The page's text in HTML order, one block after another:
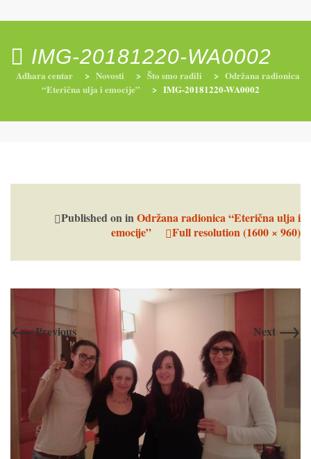
to
RADIONICE NUTRI-ORDINACIJA TRETMANI
IMG-20181220-WA0002
Adhara centar > Novosti > Što smo radili > Održana radionica
“Eterična ulja i emocije”
> IMG-20181220-WA0002
Published oninOdržana radionica “Eterična ulja i
emocije”
Full resolution (1600 × 960)
←Previous Next →